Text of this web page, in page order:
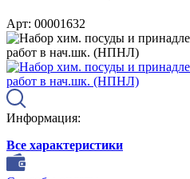
Арт: 00001632
Информация:
Все характеристики